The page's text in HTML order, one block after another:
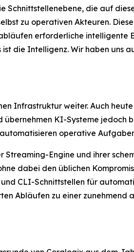
Schnittstellenebene, die auf
zu operativen Akteuren.
erforderliche intelligente
die Intelligenz. Wir haben uns
Infrastruktur weiter. Auch
KI-Systeme jedoch
operative
Engine und ihrer
dabei den üblichen
CLI-Schnittstellen für
Abläufen zu einer